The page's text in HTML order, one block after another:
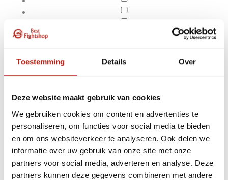
Toestemming Details Over
Deze website maakt gebruik van cookies
We gebruiken cookies om content en advertenties te
personaliseren, om functies voor social media te bieden
en om ons websiteverkeer te analyseren. Ook delen we
informatie over uw gebruik van onze site met onze
partners voor social media, adverteren en analyse. Deze
partners kunnen deze gegevens combineren met andere
Apply filters
Producten getagd met
Bob bokspop pro
Producten